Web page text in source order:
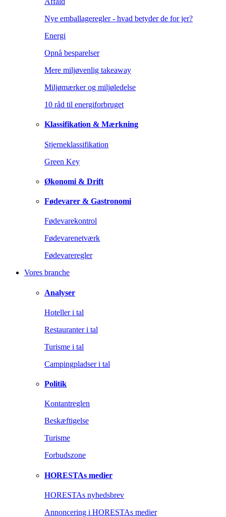
Nye emballageregler - hvad betyder de for jer?
Energi
Opnå besparelser
Mere miljøvenlig takeaway
Miljømærker og miljøledelse
10 råd til energiforbruget
Klassifikation & Mærkning
Stjerneklassifikation
Green Key
Økonomi & Drift
Fødevarer & Gastronomi
Fødevarekontrol
Fødevarenetværk
Fødevareregler
Vores branche
Analyser
Hoteller i tal
Restauranter i tal
Turisme i tal
Campingpladser i tal
Politik
Kontantreglen
Beskæftigelse
Turisme
Forbudszone
HORESTAs medier
HORESTAs nyhedsbrev
Annoncering i HORESTAs medier